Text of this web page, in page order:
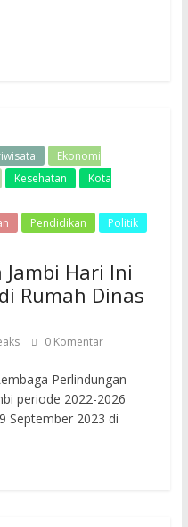
Ekonomi
Kesehatan
Kota
Pendidikan
Politik
Jambi Hari Ini
Rumah Dinas
0 Komentar
Perlindungan
periode 2022-2026
September 2023 di